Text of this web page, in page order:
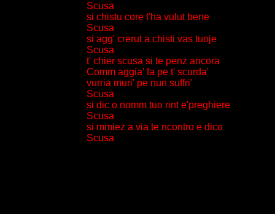
Scusa
si chistu core t'ha vulut bene
Scusa
si agg' crerut a chisti vas tuoje
Scusa
t' chier scusa si te penz ancora
Comm aggia' fa pe t' scurda'
vurria muri' pe nun suffri'
Scusa
si dic o nomm tuo rint e'preghiere
Scusa
si mmiez a via te ncontro e dico
Scusa